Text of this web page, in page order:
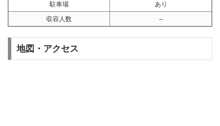
駐車場
あり
収容人数
–
地図・アクセス